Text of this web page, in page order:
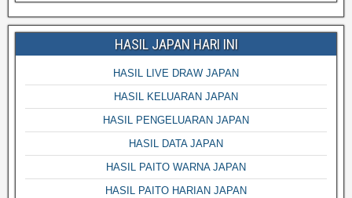
HASIL JAPAN HARI INI
HASIL LIVE DRAW JAPAN
HASIL KELUARAN JAPAN
HASIL PENGELUARAN JAPAN
HASIL DATA JAPAN
HASIL PAITO WARNA JAPAN
HASIL PAITO HARIAN JAPAN